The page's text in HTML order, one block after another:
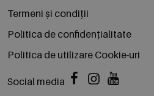
Termeni și condiții
Politica de confidențialitate
Politica de utilizare Cookie-uri
Social media